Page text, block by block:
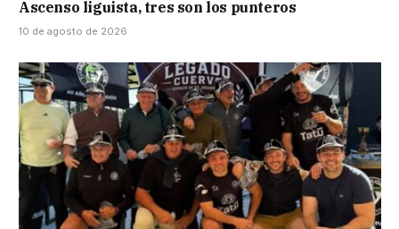
Ascenso liguista, tres son los punteros
10 de agosto de 2026